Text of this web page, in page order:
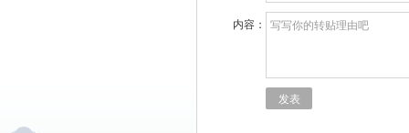
内容： 写写你的转贴理由吧
发表